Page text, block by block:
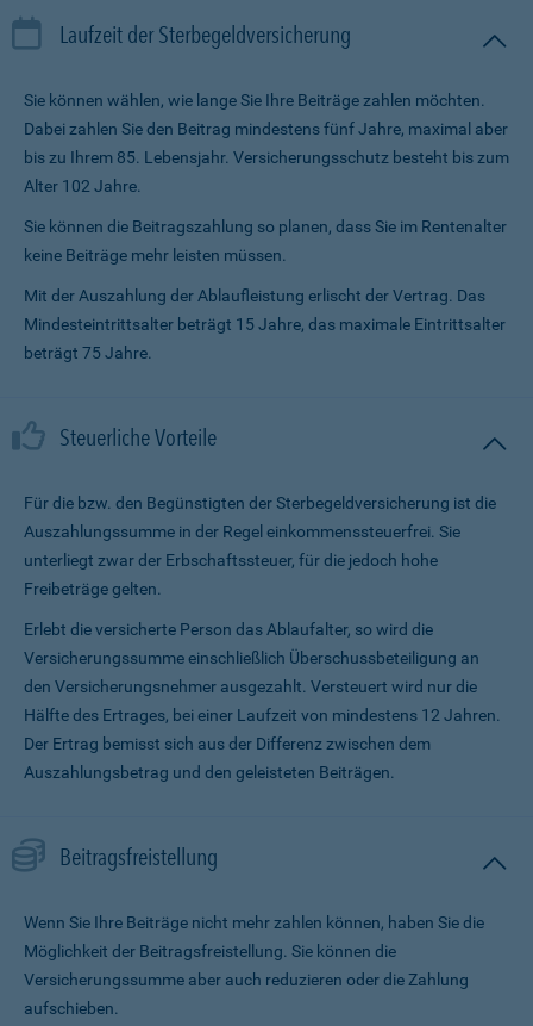
Laufzeit der Sterbegeldversicherung
Sie können wählen, wie lange Sie Ihre Beiträge zahlen möchten.
Dabei zahlen Sie den Beitrag mindestens fünf Jahre, maximal aber
bis zu Ihrem 85. Lebensjahr. Versicherungsschutz besteht bis zum
Alter 102 Jahre.
Sie können die Beitragszahlung so planen, dass Sie im Renten­alter
keine Beiträge mehr leisten müssen.
Mit der Auszahlung der Ablaufleistung erlischt der Vertrag. Das
Mindesteintrittsalter beträgt 15 Jahre, das maximale Eintrittsalter
beträgt 75 Jahre.
Steuerliche Vorteile
Für die bzw. den Begünstigten der Sterbegeldversicherung ist die
Auszahlungssumme in der Regel einkommenssteuerfrei. Sie
unterliegt zwar der Erbschaftssteuer, für die jedoch hohe
Freibeträge gelten.
Erlebt die versicherte Person das Ablaufalter, so wird die
Versicherungssumme ein­schließlich Überschussbeteiligung an
den Versicherungsnehmer ausgezahlt. Versteuert wird nur die
Hälfte des Ertrages, bei einer Laufzeit von mindestens 12 Jahren.
Der Ertrag bemisst sich aus der Differenz zwischen dem
Auszahlungsbetrag und den geleisteten Beiträgen.
Beitragsfreistellung
Wenn Sie Ihre Beiträge nicht mehr zahlen können, haben Sie die
Möglichkeit der Beitragsfreistellung. Sie können die
Versicherungssumme aber auch reduzieren oder die Zahlung
aufschieben.